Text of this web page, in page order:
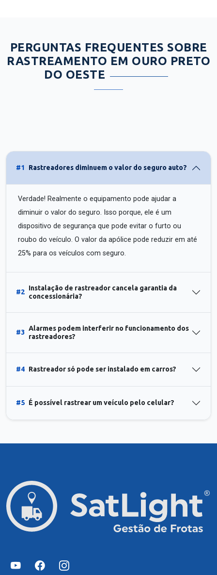
PERGUNTAS FREQUENTES SOBRE
RASTREAMENTO EM OURO PRETO
DO OESTE
#1 Rastreadores diminuem o valor do seguro auto?
Verdade! Realmente o equipamento pode ajudar a
diminuir o valor do seguro. Isso porque, ele é um
dispositivo de segurança que pode evitar o furto ou
roubo do veículo. O valor da apólice pode reduzir em até
25% para os veículos com seguro.
#2
Instalação de rastreador cancela garantia da
concessionária?
#3
Alarmes podem interferir no funcionamento dos
rastreadores?
#4 Rastreador só pode ser instalado em carros?
#5 É possível rastrear um veículo pelo celular?